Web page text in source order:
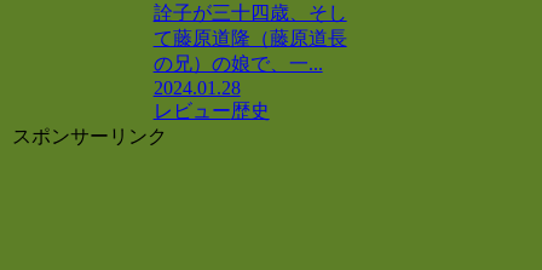
詮子が三十四歳、そし
て藤原道隆（藤原道長
の兄）の娘で、一...
2024.01.28
レビュー歴史
スポンサーリンク